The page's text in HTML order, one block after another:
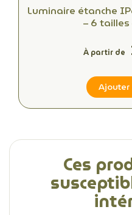
Luminaire étanche
– 6
À partir de
Ces